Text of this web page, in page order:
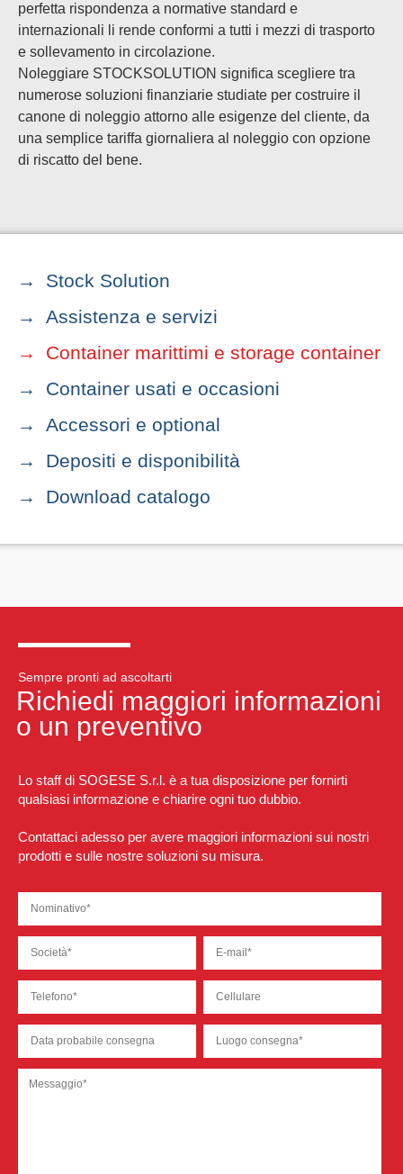
perfetta rispondenza a normative standard e
internazionali li rende conformi a tutti i mezzi di trasporto
e sollevamento in circolazione.
Noleggiare STOCKSOLUTION significa scegliere tra
numerose soluzioni finanziarie studiate per costruire il
canone di noleggio attorno alle esigenze del cliente, da
una semplice tariffa giornaliera al noleggio con opzione
di riscatto del bene.
Stock Solution
Assistenza e servizi
Container marittimi e storage container
Container usati e occasioni
Accessori e optional
Depositi e disponibilità
Download catalogo
Sempre pronti ad ascoltarti
Richiedi maggiori informazioni
o un preventivo
Lo staff di SOGESE S.r.l. è a tua disposizione per fornirti
qualsiasi informazione e chiarire ogni tuo dubbio.
Contattaci adesso per avere maggiori informazioni sui nostri
prodotti e sulle nostre soluzioni su misura.